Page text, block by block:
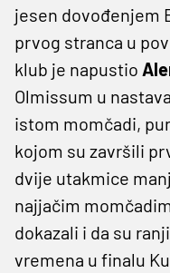
jesen dovođenjem
prvog stranca u
klub je napustio
Olmissum u
istom momčadi,
kojom su završili
dvije utakmice
najjačim
dokazali i da su
vremena u finalu